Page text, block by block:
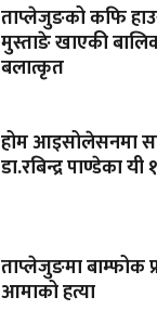
ताप्लेजुङको कफि
मुस्ताङे खाएकी
बलात्कृत
होम आइसोलेसनमा
डा.रबिन्द्र पाण्डेका
ताप्लेजुङमा बाम्फोक
आमाको हत्या